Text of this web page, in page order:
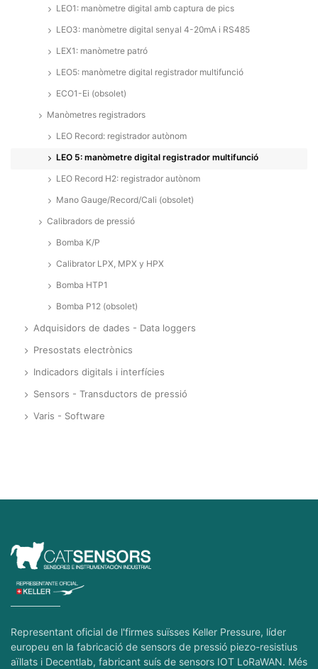
LEO1: manòmetre digital amb captura de pics
LEO3: manòmetre digital senyal 4-20mA i RS485
LEX1: manòmetre patró
LEO5: manòmetre digital registrador multifunció
ECO1-Ei (obsolet)
Manòmetres registradors
LEO Record: registrador autònom
LEO 5: manòmetre digital registrador multifunció
LEO Record H2: registrador autònom
Mano Gauge/Record/Cali (obsolet)
Calibradors de pressió
Bomba K/P
Calibrator LPX, MPX y HPX
Bomba HTP1
Bomba P12 (obsolet)
Adquisidors de dades - Data loggers
Presostats electrònics
Indicadors digitals i interfícies
Sensors - Transductors de pressió
Varis - Software
Representant oficial de l'firmes suïsses Keller Pressure, líder
europeu en la fabricació de sensors de pressió piezo-resistius
aïllats i Decentlab, fabricant suís de sensors IOT LoRaWAN. Més